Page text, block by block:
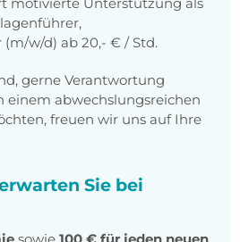
motivierte Unterstützung als
w/d) ab 20,- € / Std.
gerne Verantwortung
einem abwechslungsreichen
freuen wir uns auf Ihre
Sie bei